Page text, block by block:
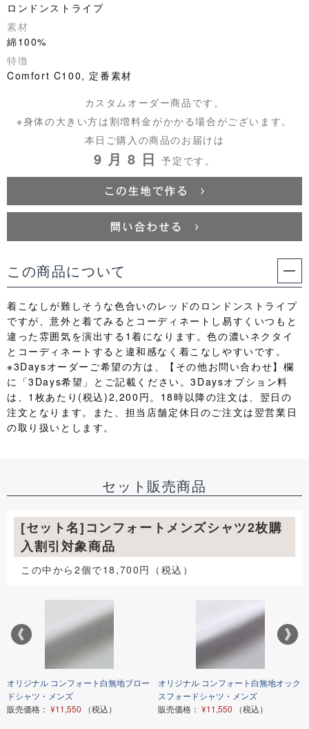
ロンドンストライプ
素材
綿100%
特徴
Comfort C100, 定番素材
カスタムオーダー商品です。
※身体の大きい方は割増料金がかかる場合がございます。
本日ご購入の商品のお届けは
9 月 8 日予定です。
この商品について
着こなしが難しそうな色合いのレッドのロンドンストライプ
ですが、意外と着てみるとコーディネートし易すくいつもと
違った雰囲気を演出する1着になります。色の濃いネクタイ
とコーディネートすると違和感なく着こなしやすいです。
※3Daysオーダーご希望の方は、【その他お問い合わせ】欄
に「3Days希望」とご記載ください。3Daysオプション料
は、1枚あたり(税込)2,200円。18時以降の注文は、翌日の
注文となります。また、担当店舗定休日のご注文は翌営業日
の取り扱いとします。
セット販売商品
[セット名]コンフォートメンズシャツ2枚購
入割引対象商品
この中から2個で18,700円（税込）
オリジナル コンフォート白無地ブロー
ドシャツ・メンズ
販売価格： ¥11,550 （税込）
オリジナル コンフォート白無地オック
スフォードシャツ・メンズ
販売価格： ¥11,550 （税込）